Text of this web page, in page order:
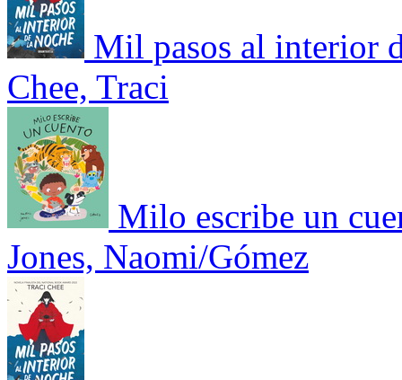
Mil pasos al interior
Chee, Traci
Milo escribe un
Jones, Naomi/Gómez